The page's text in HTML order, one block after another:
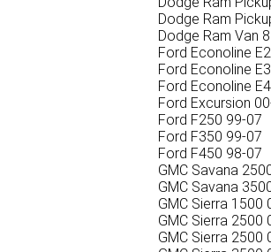
Dodge Ram
Dodge Ram Van
Ford Econoline
Ford Econoline
Ford Econoline
Ford Excursion
Ford F250 99-07
Ford F350 99-07
Ford F450 98-07
GMC Savana
GMC Savana
GMC Sierra 1500
GMC Sierra 2500
GMC Sierra 2500